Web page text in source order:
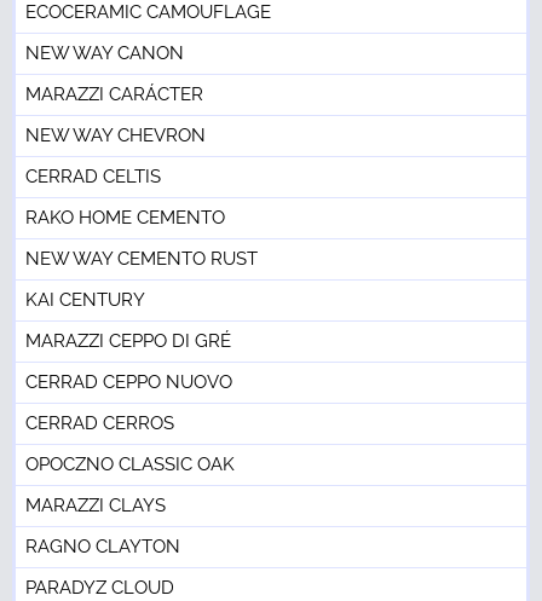
ECOCERAMIC CAMOUFLAGE
NEW WAY CANON
MARAZZI CARÁCTER
NEW WAY CHEVRON
CERRAD CELTIS
RAKO HOME CEMENTO
NEW WAY CEMENTO RUST
KAI CENTURY
MARAZZI CEPPO DI GRÉ
CERRAD CEPPO NUOVO
CERRAD CERROS
OPOCZNO CLASSIC OAK
MARAZZI CLAYS
RAGNO CLAYTON
PARADYZ CLOUD